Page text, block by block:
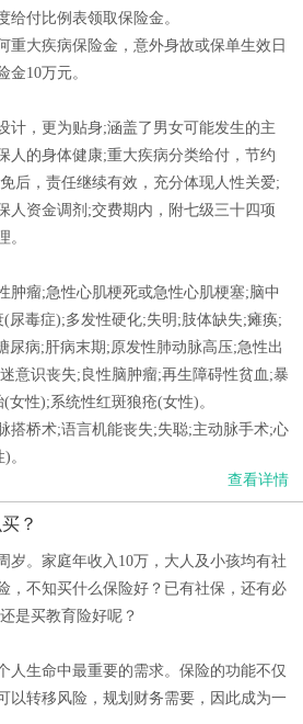
给付比例表领取保险金。
重大疾病保险金，意外身故或保单生效日
金10万元。
计，更为贴身;涵盖了男女可能发生的主
人的身体健康;重大疾病分类给付，节约
后，责任继续有效，充分体现人性关爱;
人资金调剂;交费期内，附七级三十四项
。
肿瘤;急性心肌梗死或急性心肌梗塞;脑中
尿毒症);多发性硬化;失明;肢体缺失;瘫痪;
尿病;肝病末期;原发性肺动脉高压;急性出
意识丧失;良性脑肿瘤;再生障碍性贫血;暴
性);系统性红斑狼疮(女性)。
搭桥术;语言机能丧失;失聪;主动脉手术;心
。
查看详情
？
岁。家庭年收入10万，大人及小孩均有社
，不知买什么保险好？已有社保，还有必
是买教育险好呢？
人生命中最重要的需求。保险的功能不仅
以转移风险，规划财务需要，因此成为一